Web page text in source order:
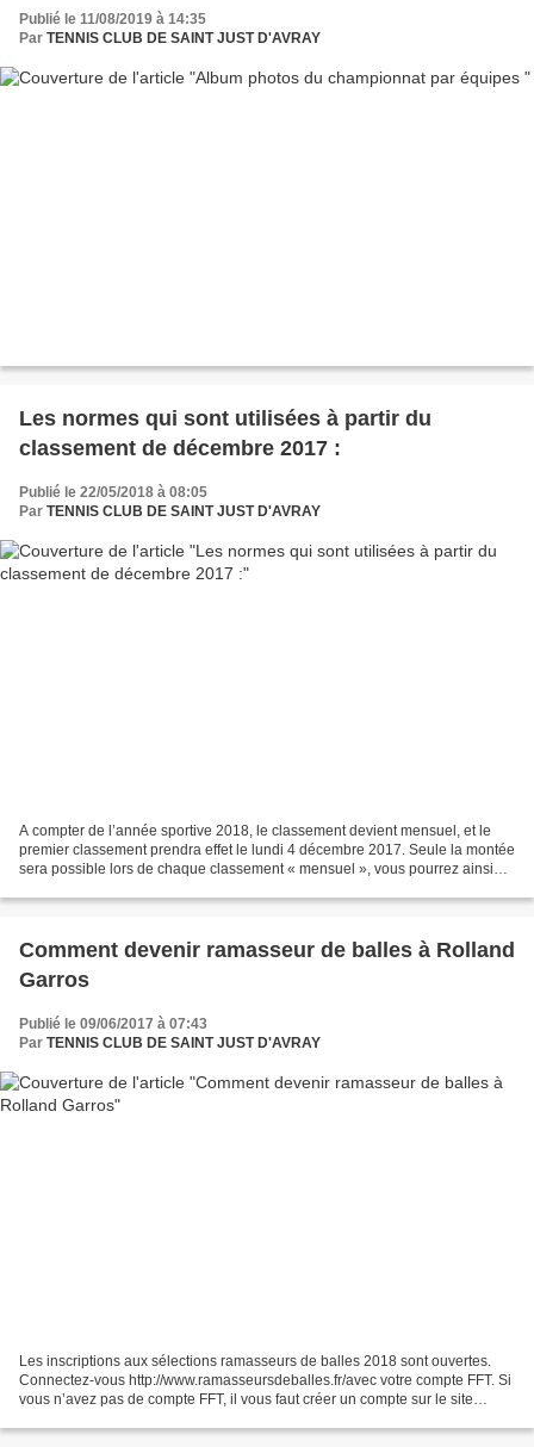
Publié le 11/08/2019 à 14:35
Par TENNIS CLUB DE SAINT JUST D'AVRAY
Les normes qui sont utilisées à partir du
classement de décembre 2017 :
Publié le 22/05/2018 à 08:05
Par TENNIS CLUB DE SAINT JUST D'AVRAY
A compter de l’année sportive 2018, le classement devient mensuel, et le
premier classement prendra effet le lundi 4 décembre 2017. Seule la montée
sera possible lors de chaque classement « mensuel », vous pourrez ainsi
Comment devenir ramasseur de balles à Rolland
Garros
Publié le 09/06/2017 à 07:43
Par TENNIS CLUB DE SAINT JUST D'AVRAY
Les inscriptions aux sélections ramasseurs de balles 2018 sont ouvertes.
Connectez-vous http://www.ramasseursdeballes.fr/avec votre compte FFT. Si
vous n’avez pas de compte FFT, il vous faut créer un compte sur le site